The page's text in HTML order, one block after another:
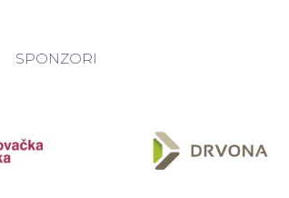
SPONZORI